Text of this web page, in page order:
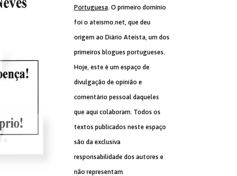
Portuguesa. O primeiro domínio
foi o ateismo.net, que deu
origem ao Diário Ateísta, um dos
primeiros blogues portugueses.
Hoje, este é um espaço de
divulgação de opinião e
comentário pessoal daqueles
que aqui colaboram. Todos os
textos publicados neste espaço
são da exclusiva
responsabilidade dos autores e
não representam